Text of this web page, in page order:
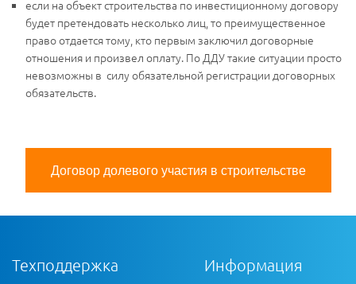
если на объект строительства по инвестиционному договору
будет претендовать несколько лиц, то преимущественное
право отдается тому, кто первым заключил договорные
отношения и произвел оплату. По ДДУ такие ситуации просто
невозможны в силу обязательной регистрации договорных
обязательств.
Договор долевого участия в строительстве
Техподдержка Информация